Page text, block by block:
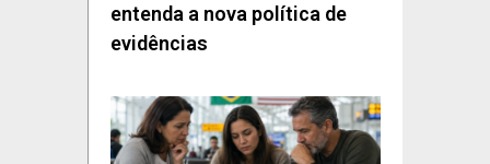
entenda a nova política de
evidências